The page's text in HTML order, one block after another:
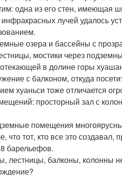
одна из его стен, имеющая
лучей удалось
озера и бассейны с
мостики через
в долине горы
с балконом, откуда
хуаньси тоже отличается
просторный зал с
помещения
что тот, кто все это
барельефов.
лестницы, балконы, колонны